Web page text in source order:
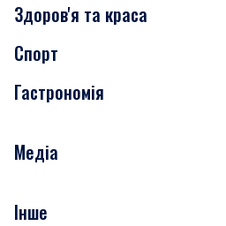
Сьогодні
Завтра
Субота
Здоров'я та краса
Медицина
Краса
Спорт
Гастрономія
Рецепти
Медіа
Фото
Інше